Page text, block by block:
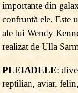
importante din
confruntă ele. Este
ale lui Wendy
realizat de Ulla
PLEIADELE:
reptilian, aviar,